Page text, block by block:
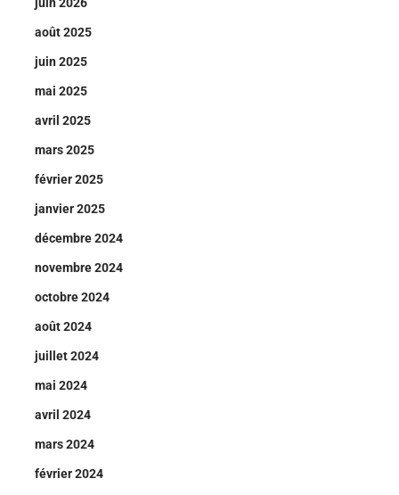
juin 2026
août 2025
juin 2025
mai 2025
avril 2025
mars 2025
février 2025
janvier 2025
décembre 2024
novembre 2024
octobre 2024
août 2024
juillet 2024
mai 2024
avril 2024
mars 2024
février 2024